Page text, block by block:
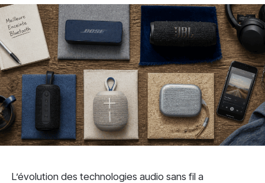
L’évolution des technologies audio sans fil a